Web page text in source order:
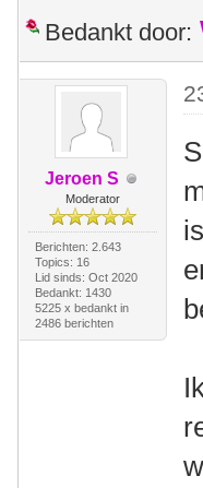
Bedankt door:
Jeroen S
Moderator
Berichten: 2.643
Topics: 16
Lid sinds: Oct 2020
Bedankt: 1430
5225 x bedankt in
2486 berichten